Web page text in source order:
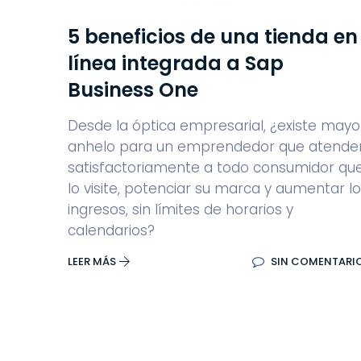
5 beneficios de una tienda en
línea integrada a Sap
Business One
Desde la óptica empresarial, ¿existe
anhelo para un emprendedor que
satisfactoriamente a todo consumidor
lo visite, potenciar su marca y aumentar
ingresos, sin límites de horarios y
calendarios?
LEER MÁS SIN